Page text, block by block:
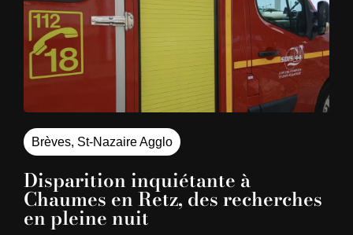
Brèves, St-Nazaire Agglo
Disparition inquiétante à
Chaumes en Retz, des recherches
en pleine nuit